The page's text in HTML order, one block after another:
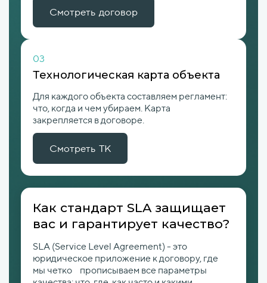
Смотреть договор
03
Технологическая карта объекта
Для каждого объекта составляем регламент:
что, когда и чем убираем. Карта
закрепляется в договоре.
Смотреть ТК
Как стандарт SLA защищает
вас и гарантирует качество?
SLA (Service Level Agreement) - это
юридическое приложение к договору, где
мы четко прописываем все параметры